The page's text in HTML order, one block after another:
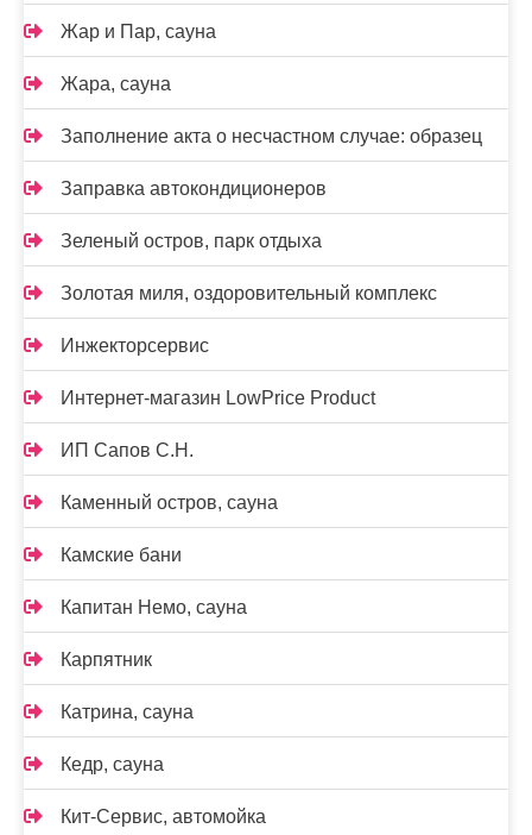
Жар и Пар, сауна
Жара, сауна
Заполнение акта о несчастном случае: образец
Заправка автокондиционеров
Зеленый остров, парк отдыха
Золотая миля, оздоровительный комплекс
Инжекторсервис
Интернет-магазин LowPrice Product
ИП Сапов С.Н.
Каменный остров, сауна
Камские бани
Капитан Немо, сауна
Карпятник
Катрина, сауна
Кедр, сауна
Кит-Сервис, автомойка